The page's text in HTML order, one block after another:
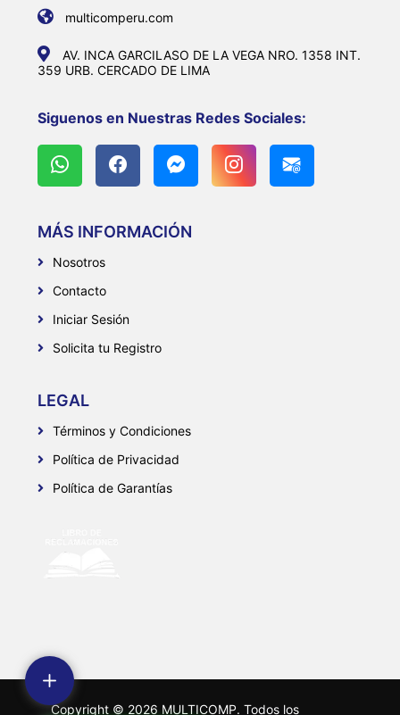
multicomperu.com
AV. INCA GARCILASO DE LA VEGA NRO. 1358 INT.
359 URB. CERCADO DE LIMA
Siguenos en Nuestras Redes Sociales:
MÁS INFORMACIÓN
Nosotros
Contacto
Iniciar Sesión
Solicita tu Registro
LEGAL
Términos y Condiciones
Política de Privacidad
Política de Garantías
Copyright © 2026 MULTICOMP. Todos los